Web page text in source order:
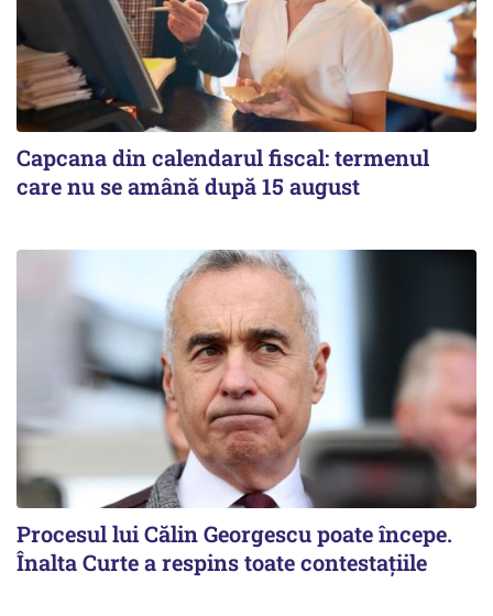
Capcana din calendarul fiscal: termenul
care nu se amână după 15 august
Procesul lui Călin Georgescu poate începe.
Înalta Curte a respins toate contestațiile